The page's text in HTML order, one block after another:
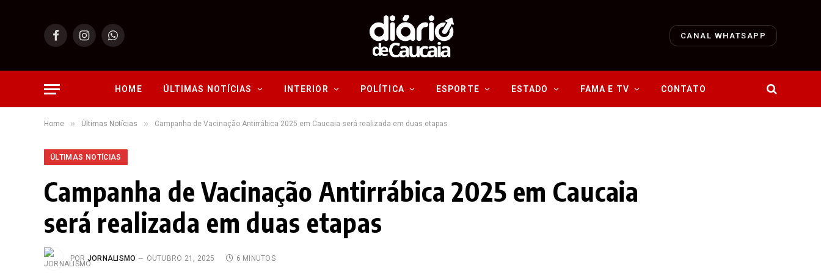
FacebookInstagramWhatsApp CANAL WHATSAPP
HOME ÚLTIMAS NOTÍCIAS INTERIOR POLÍTICA ESPORTE ESTADO FAMA E TV CONTATO
Home » Últimas Notícias » Campanha de Vacinação Antirrábica 2025 em Caucaia será realizada em duas etapas
ÚLTIMAS NOTÍCIAS
Campanha de Vacinação Antirrábica 2025 em Caucaia
será realizada em duas etapas
POR JORNALISMO OUTUBRO 21, 2025 6 MINUTOS